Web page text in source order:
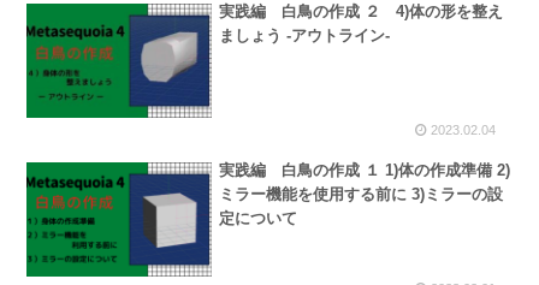
実践編 白鳥の作成 ２ 4)体の形を整え
ましょう -アウトライン-
2023.02.04
実践編 白鳥の作成 １ 1)体の作成準備 2)
ミラー機能を使用する前に 3)ミラーの設
定について